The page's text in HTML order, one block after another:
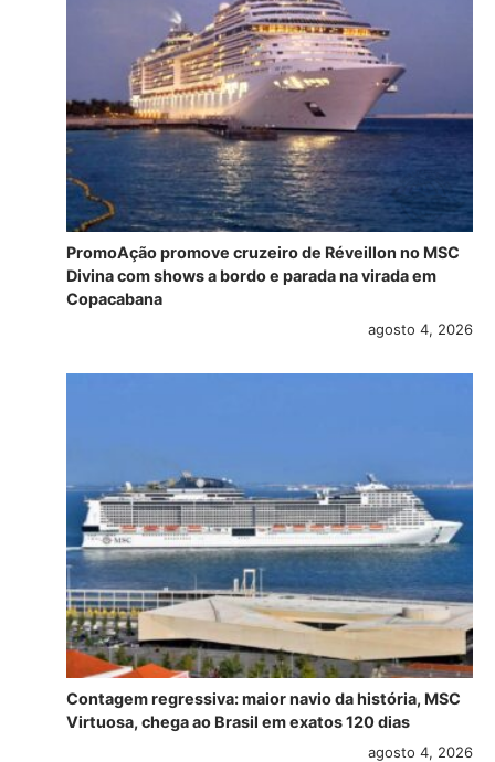
PromoAção promove cruzeiro de Réveillon no MSC
Divina com shows a bordo e parada na virada em
Copacabana
agosto 4, 2026
Contagem regressiva: maior navio da história, MSC
Virtuosa, chega ao Brasil em exatos 120 dias
agosto 4, 2026